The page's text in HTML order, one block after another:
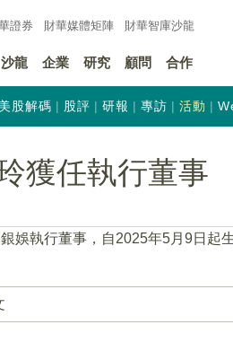
證券 財華媒體矩陣 財華智庫沙龍
沙龍 企業 研究 顧問 合作
美股解碼 股評 研報 專訪 活動
獲任執行董事
娛執行董事，自2025年5月9日起